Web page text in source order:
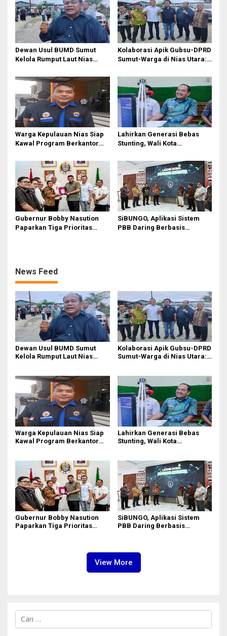
i
p
o
s
Dewan Usul BUMD Sumut
Kelola Rumput Laut Nias
Kolaborasi Apik Gubsu-DPRD
Sumut-Warga di Nias Utara:
Akhirnya Diperbaiki
Warga Kepulauan Nias Siap
Kawal Program Berkantor
Lahirkan Generasi Bebas
Stunting, Wali Kota
Optimalisasi SP3 Catin
Gubernur Bobby Nasution
Paparkan Tiga Prioritas
SiBUNGO, Aplikasi Sistem
PBB Daring Berbasis
News Feed
Dewan Usul BUMD Sumut
Kelola Rumput Laut Nias
Kolaborasi Apik Gubsu-DPRD
Sumut-Warga di Nias Utara:
Warga Kepulauan Nias Siap
Kawal Program Berkantor
Lahirkan Generasi Bebas
Stunting, Wali Kota
Gubernur Bobby Nasution
Paparkan Tiga Prioritas
SiBUNGO, Aplikasi Sistem
PBB Daring Berbasis
View More
C